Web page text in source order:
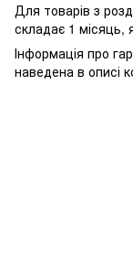
Для товарів з
складає 1 місяць,
Інформація про
наведена в описі